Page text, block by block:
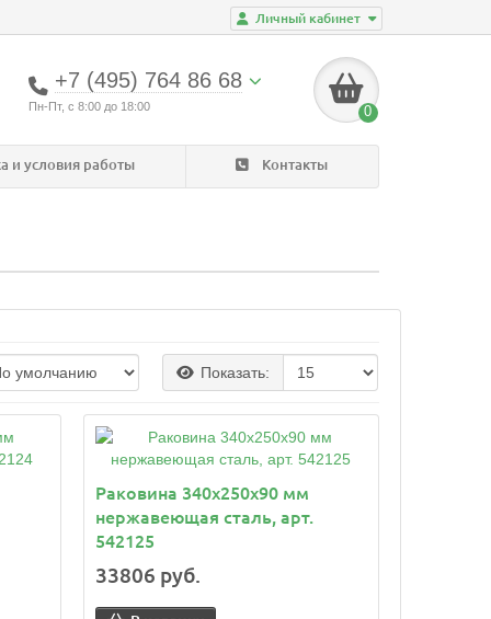
Личный кабинет
+7 (495) 764 86 68
Пн-Пт, с 8:00 до 18:00 0
и условия работы Контакты
Показать:
Раковина 340x250x90 мм
нержавеющая сталь, арт.
542125
33806 руб.